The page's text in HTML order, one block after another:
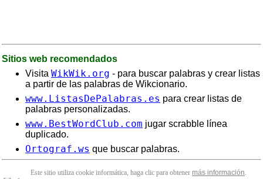
Sitios web recomendados
Visita WikWik.org - para buscar palabras y crear listas
a partir de las palabras de Wikcionario.
www.ListasDePalabras.es para crear listas de
palabras personalizadas.
www.BestWordClub.com jugar scrabble línea
duplicado.
Ortograf.ws que buscar palabras.
Este sitio utiliza cookie informática, haga clic para obtener más información.